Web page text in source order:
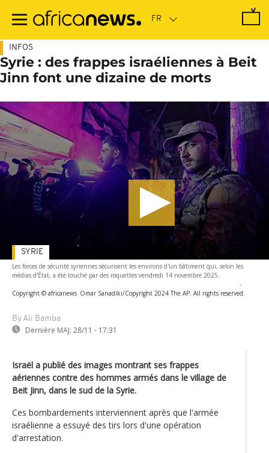
contenu
INFOS
Syrie : des frappes israéliennes à Beit
Jinn font une dizaine de morts
Les forces de sécurité syriennes sécurisent les environs d'un bâtiment qui, selon les
médias d'État, a été touché par des roquettes vendredi 14 novembre 2025.
-
Copyright © africanews Omar Sanadiki/Copyright 2024 The AP. All rights reserved.
By Ali Bamba
Dernière MAJ: 28/11 - 17:31
SYRIE
Israël a publié des images montrant ses frappes
aériennes contre des hommes armés dans le village de
Beit Jinn, dans le sud de la Syrie.
Ces bombardements interviennent après que l'armée
israélienne a essuyé des tirs lors d'une opération
d'arrestation.